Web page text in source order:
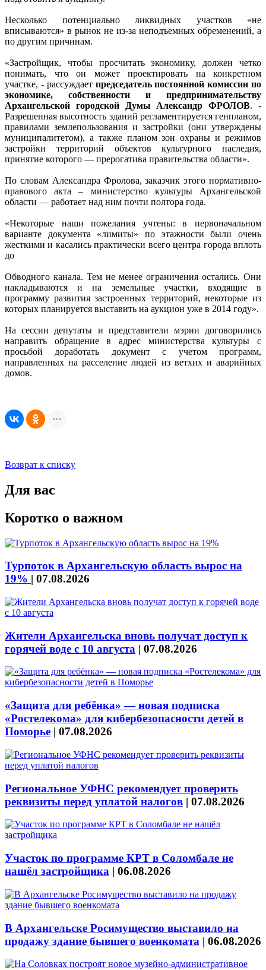
Несколько потенциально ликвидных участков «не
вписываются» в рынок не из-за неподъемных обременений, а
по другим причинам.
«Застройщик, чтобы просчитать экономику, должен четко
понимать, что он может проектировать на конкретном
участке, - рассуждает председатель постоянной комиссии по
экономике, собственности и предпринимательству
Архангельской городской Думы Александр ФРОЛОВ. -
Разрешенная высотность зданий регламентируется генпланом,
правилами землепользования и застройки (они утверждены
муниципалитетом), а также планом зон охраны и режимов
застройки территорий объектов культурного наследия,
принятие которого — прерогатива правительства области».
По словам Александра Фролова, заказчик этого нормативно-
правового акта – министерство культуры Архангельской
области — работает над ним почти полтора года.
«Некоторые наши пожелания учтены: в первоначальном
варианте документа «лимиты» по этажности были очень
жесткими и касались практически всего центра города вплоть
до
Обводного канала. Тем не менее ограничения остались. Они
накладываются и на земельные участки, входящие в
программу развития застроенных территорий, некоторые из
которых планируется выставить на аукцион уже в 2014 году».
На сессии депутаты и представители мэрии договорились
направить обращение в адрес министерства культуры с
просьбой доработать документ с учетом программ,
направленных на расселение людей из ветхих и аварийных
домов.
Возврат к списку
Для вас
Коротко о важном
Турпоток в Архангельскую область вырос на
19% | 07.08.2026
Жители Архангельска вновь получат доступ к
горячей воде с 10 августа | 07.08.2026
«Защита для ребёнка» — новая подписка
«Ростелекома» для кибербезопасности детей в
Поморье | 07.08.2026
Региональное УФНС рекомендует проверить
реквизиты перед уплатой налогов | 07.08.2026
Участок по программе КРТ в Соломбале не
нашёл застройщика | 06.08.2026
В Архангельске Росимущество выставило на
продажу здание бывшего военкомата | 06.08.2026